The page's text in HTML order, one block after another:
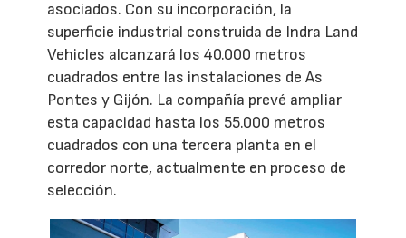
asociados. Con su incorporación, la
superficie industrial construida de Indra Land
Vehicles alcanzará los 40.000 metros
cuadrados entre las instalaciones de As
Pontes y Gijón. La compañía prevé ampliar
esta capacidad hasta los 55.000 metros
cuadrados con una tercera planta en el
corredor norte, actualmente en proceso de
selección.